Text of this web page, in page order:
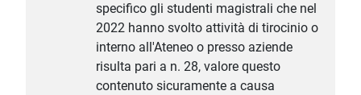
specifico gli studenti magistrali che nel
2022 hanno svolto attività di tirocinio o
interno all'Ateneo o presso aziende
risulta pari a n. 28, valore questo
contenuto sicuramente a causa